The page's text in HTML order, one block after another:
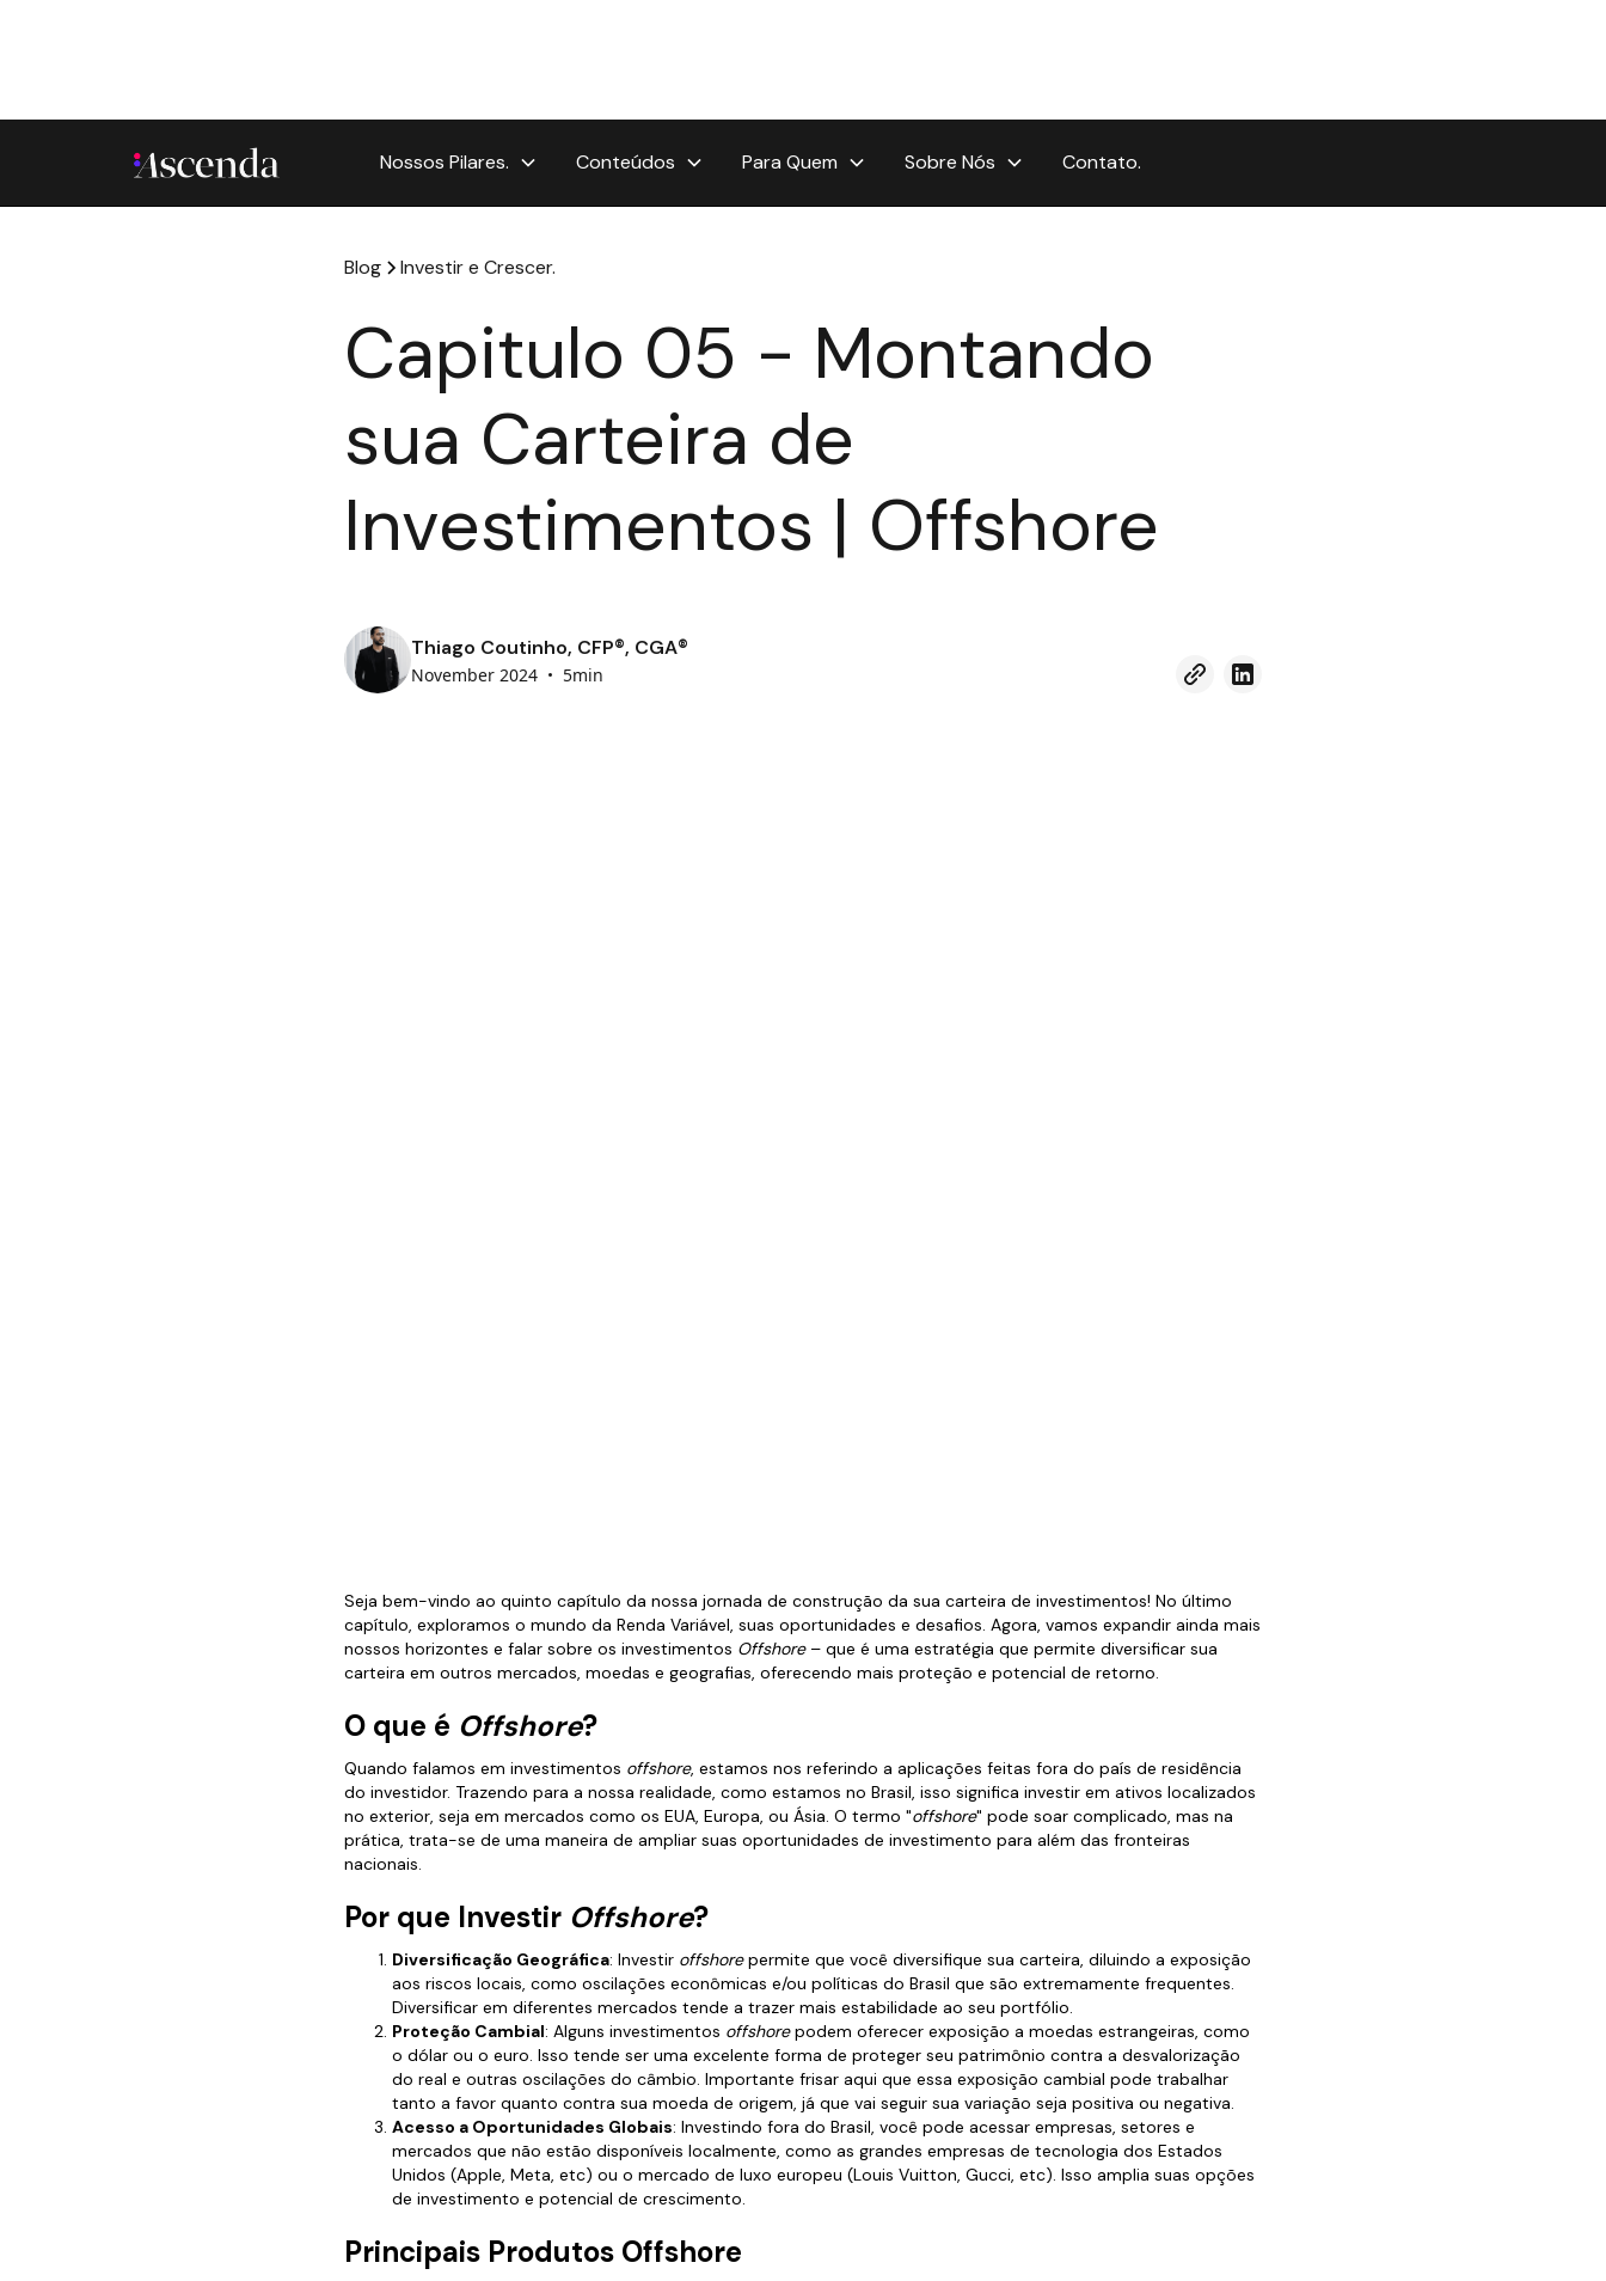
Nossos Pilares. Conteúdos Para Quem Sobre Nós Contato.
Blog Investir e Crescer.
Capitulo 05 - Montando
sua Carteira de
Investimentos | Offshore
Thiago Coutinho, CFP®, CGA®
November 2024 • 5min
Seja bem-vindo ao quinto capítulo da nossa jornada de construção da sua carteira de investimentos! No último
capítulo, exploramos o mundo da Renda Variável, suas oportunidades e desafios. Agora, vamos expandir ainda mais
nossos horizontes e falar sobre os investimentos Offshore– que é uma estratégia que permite diversificar sua
carteira em outros mercados, moedas e geografias, oferecendo mais proteção e potencial de retorno.
O que é Offshore?
Quando falamos em investimentos offshore, estamos nos referindo a aplicações feitas fora do país de residência
do investidor. Trazendo para a nossa realidade, como estamos no Brasil, isso significa investir em ativos localizados
no exterior, seja em mercados como os EUA, Europa, ou Ásia. O termo "offshore" pode soar complicado, mas na
prática, trata-se de uma maneira de ampliar suas oportunidades de investimento para além das fronteiras
nacionais.
Por que Investir Offshore?
Diversificação Geográfica: Investir offshorepermite que você diversifique sua carteira, diluindo a exposição
aos riscos locais, como oscilações econômicas e/ou políticas do Brasil que são extremamente frequentes.
Diversificar em diferentes mercados tende a trazer mais estabilidade ao seu portfólio.
Proteção Cambial: Alguns investimentos offshorepodem oferecer exposição a moedas estrangeiras, como
o dólar ou o euro. Isso tende ser uma excelente forma de proteger seu patrimônio contra a desvalorização
do real e outras oscilações do câmbio. Importante frisar aqui que essa exposição cambial pode trabalhar
tanto a favor quanto contra sua moeda de origem, já que vai seguir sua variação seja positiva ou negativa.
Acesso a Oportunidades Globais: Investindo fora do Brasil, você pode acessar empresas, setores e
mercados que não estão disponíveis localmente, como as grandes empresas de tecnologia dos Estados
Unidos (Apple, Meta, etc) ou o mercado de luxo europeu (Louis Vuitton, Gucci, etc). Isso amplia suas opções
de investimento e potencial de crescimento.
Principais Produtos Offshore